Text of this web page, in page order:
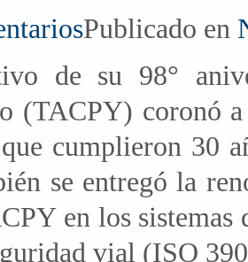
Publicado en
de su 98°
(TACPY) coronó
que cumplieron 30
se entregó la
en los
vial (ISO